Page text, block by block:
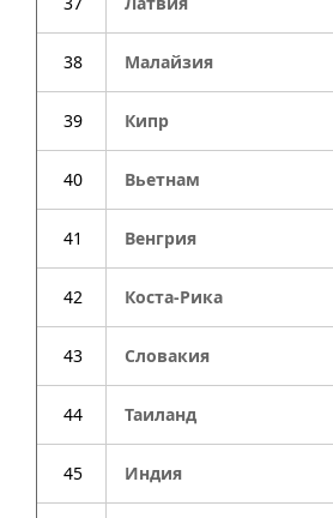
38 Малайзия
39 Кипр
40 Вьетнам
41 Венгрия
42 Коста-Рика
43 Словакия
44 Таиланд
45 Индия